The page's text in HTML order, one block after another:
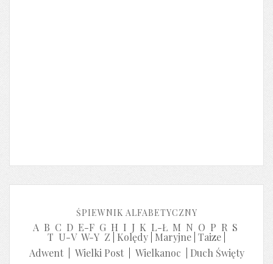
ŚPIEWNIK ALFABETYCZNY
A B C D E-F G H I J K L-Ł M N O P R S
T U-V W-Y Z Kolędy Maryjne Taize
Adwent| Wielki Post| Wielkanoc Duch Święty